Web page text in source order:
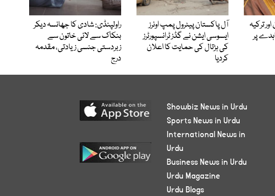
ترکیہ
پر
آل پاکستان پیٹرول پمپ اونرز
ایسوسی ایشن نے گڈز ٹرانسپورٹرز
کی ہڑتال کی حمایت کا اعلان
کردیا
راولپنڈی: شادی کا جھانسہ دیکر
بنکاک سے لائی خاتون سے
زبردستی جنسی زیادتی، مقدمہ
درج
Showbiz News in Urdu
Sports News in Urdu
International News in
Urdu
Business News in Urdu
Urdu Magazine
Urdu Blogs